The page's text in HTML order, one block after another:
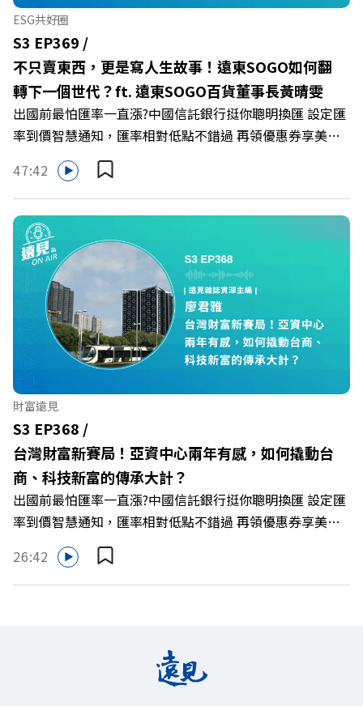
清生活的雜亂。 點開看質感養成術>>
https://gvmkt.pse.is/9al3px ✨關注《遠見》更多的社群：
LINE：https://reurl.cc/A4ELQp IG：
https://bit.ly/3AjBWNV YT：https://bit.ly/38jNi9k
Powered by Firstory Hosting
ESG共好圈
S3 EP369 /
不只賣東西，更是寫人生故事！遠東SOGO如何翻
轉下一個世代？ft. 遠東SOGO百貨董事長黃晴雯
出國前最怕匯率一直漲?中國信託銀行挺你聰明換匯 設定匯
率到價智慧通知，匯率相對低點不錯過 再領優惠券享美金
最高減3分等優惠 立即設定： https://fstry.pse.is/9d7lr7
投資外幣如幣別轉換可能產生匯兌損失，應評估涉及自身情
況審慎投資。 完整注意事項詳見網站資訊。 —— 以上為
Firstory Podcast 廣告 —— 在永續減碳、綠色消費與友善
職場的變革浪潮下，傳統大流量、高耗能的百貨零售業該如
何轉型突圍？ 本集《遠見ON AIR》邀請到遠東SOGO百貨
董事長黃晴雯，帶你解析遠東SOGO如何透過戰略布局，打
造出兼顧企業獲利與社會共好的綠色零售新契機！ 🔺如何
從單純百貨專櫃轉型為有溫度的利他平台？ 🔺最難節能的
零售業如何落實「EP100」能效倍增計畫？ 🔺成功推動育
嬰留停、男同仁樂意成家！驚豔業界的「生育代理人制度」
🔺最有人情味的文化橋梁！從社會創新到經典「日本展」的
共好實踐 主持人／遠見雜誌副社長兼遠見智庫總編輯 李建
興 與談人／遠東SOGO百貨董事長 黃晴雯 +++++ 🫧清除腦
袋的盲點，也順手理清生活的雜亂。 點開看質感養成術>>
https://gvmkt.pse.is/9al3px ✨關注《遠見》更多的社群：
LINE：https://reurl.cc/A4ELQp IG：
https://bit.ly/3AjBWNV YT：https://bit.ly/38jNi9k
Powered by Firstory Hosting
47:42
財富遠見
S3 EP368 /
台灣財富新賽局！亞資中心兩年有感，如何撬動台
商、科技新富的傳承大計？
出國前最怕匯率一直漲?中國信託銀行挺你聰明換匯 設定匯
率到價智慧通知，匯率相對低點不錯過 再領優惠券享美金
最高減3分等優惠 立即設定： https://fstry.pse.is/9d7lr7
投資外幣如幣別轉換可能產生匯兌損失，應評估涉及自身情
況審慎投資。 完整注意事項詳見網站資訊。 —— 以上為
在政府力推「亞洲資產管理中心」政策、高雄專區成立滿週
年的關鍵時刻，台灣的投信、信託與財富管理業務，正迎來
26:42